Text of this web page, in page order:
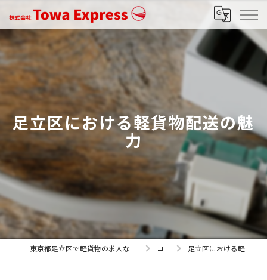
足立区における軽貨物配送の魅
力
コラム 足立区における軽貨物配送の魅力